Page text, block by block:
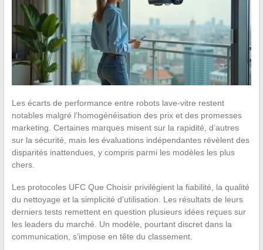
Les écarts de performance entre robots lave-vitre restent
notables malgré l’homogénéisation des prix et des promesses
marketing. Certaines marques misent sur la rapidité, d’autres
sur la sécurité, mais les évaluations indépendantes révèlent des
disparités inattendues, y compris parmi les modèles les plus
chers.
Les protocoles UFC Que Choisir privilégient la fiabilité, la qualité
du nettoyage et la simplicité d’utilisation. Les résultats de leurs
derniers tests remettent en question plusieurs idées reçues sur
les leaders du marché. Un modèle, pourtant discret dans la
communication, s’impose en tête du classement.